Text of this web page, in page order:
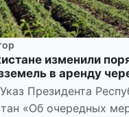
изменили
в аренду
Президента
«Об очередных